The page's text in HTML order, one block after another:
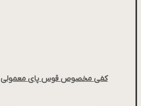
کفی مخصوص قوس پای معمولی